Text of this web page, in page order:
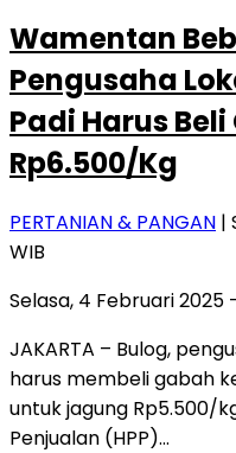
Wamentan
Pengusaha
Padi Harus
Rp6.500/Kg
PERTANIAN & PANGAN |
WIB
Selasa, 4 Februari 2025
JAKARTA – Bulog,
harus membeli gabah
untuk jagung Rp5.500/
Penjualan (HPP)…